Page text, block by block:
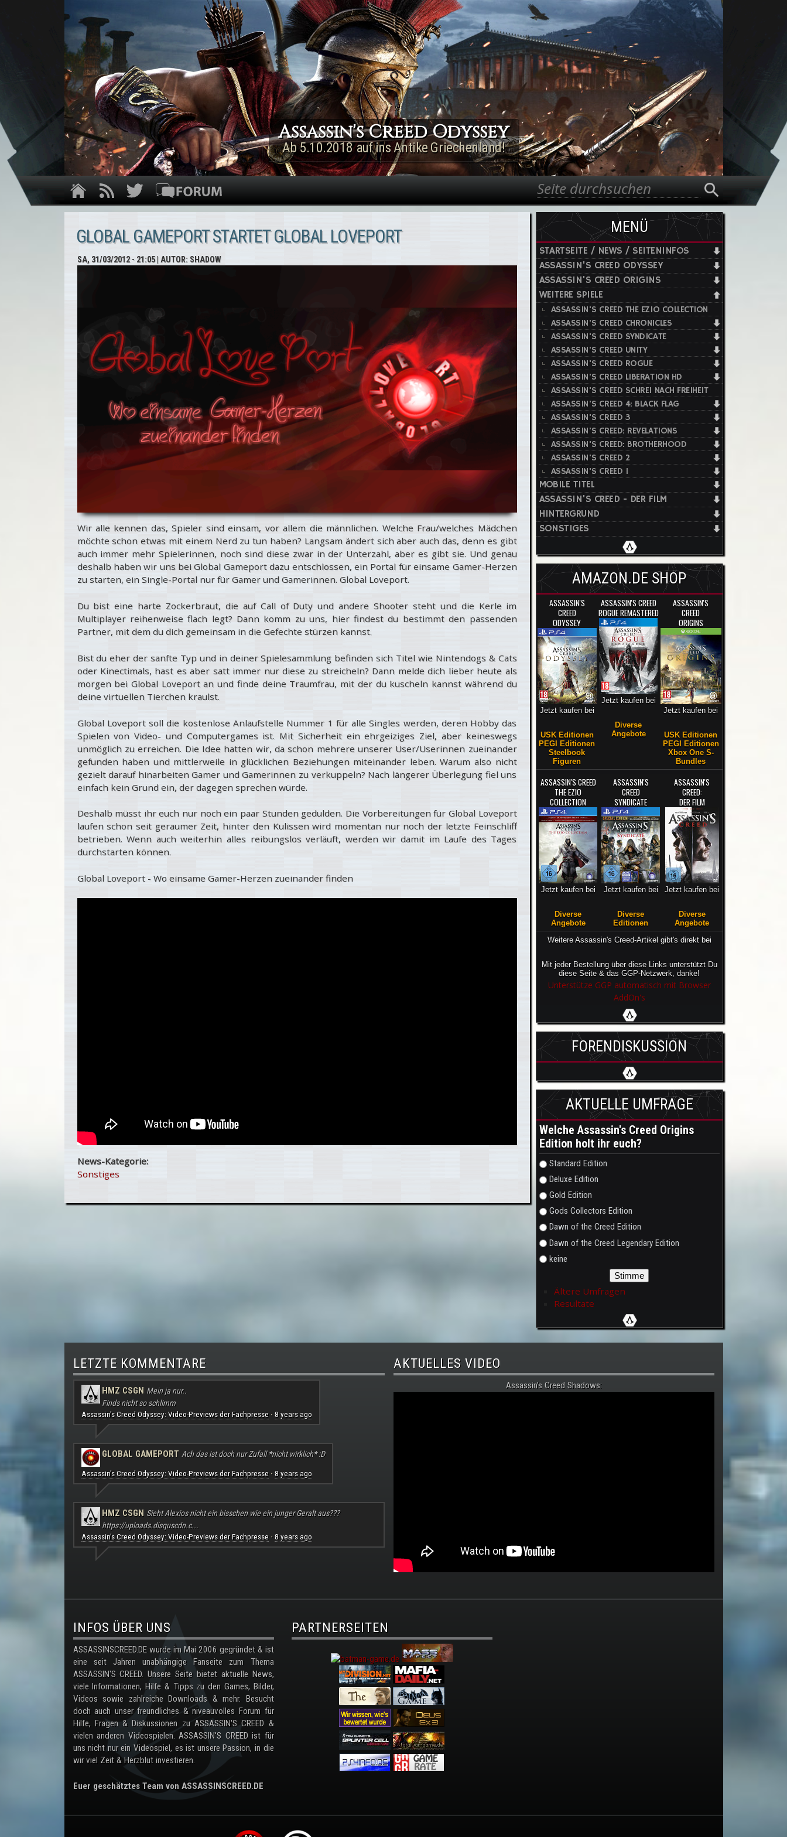
Direkt zum Inhalt
Assassin's Creed Rogue
Remastered
Jetzt für PS4 & Xbox One!
Suchformular
Suche
GLOBAL GAMEPORT STARTET GLOBAL LOVEPORT
SA, 31/03/2012 - 21:05| AUTOR: SHADOW
Wir alle kennen das, Spieler sind einsam, vor allem die männlichen. Welche Frau/welches Mädchen
möchte schon etwas mit einem Nerd zu tun haben? Langsam ändert sich aber auch das, denn es gibt
auch immer mehr Spielerinnen, noch sind diese zwar in der Unterzahl, aber es gibt sie. Und genau
deshalb haben wir uns bei Global Gameport dazu entschlossen, ein Portal für einsame Gamer-Herzen
zu starten, ein Single-Portal nur für Gamer und Gamerinnen. Global Loveport.
Du bist eine harte Zockerbraut, die auf Call of Duty und andere Shooter steht und die Kerle im
Multiplayer reihenweise flach legt?Dann komm zu uns, hier findest du bestimmt den passenden
Partner, mit dem du dich gemeinsam in die Gefechte stürzen kannst.
Bist du eher der sanfte Typ und in deiner Spielesammlung befinden sich Titel wie Nintendogs & Cats
oder Kinectimals, hast es aber satt immer nur diese zu streicheln?Dann melde dich lieber heute als
morgen bei Global Loveport an und finde deine Traumfrau, mit der du kuscheln kannst während du
deine virtuellen Tierchen kraulst.
Global Loveport soll die kostenlose Anlaufstelle Nummer 1 für alle Singles werden, deren Hobby das
Spielen von Video- und Computergames ist. Mit Sicherheit ein ehrgeiziges Ziel, aber keineswegs
unmöglich zu erreichen. Die Idee hatten wir, da schon mehrere unserer User/Userinnen zueinander
gefunden haben und mittlerweile in glücklichen Beziehungen miteinander leben. Warum also nicht
gezielt darauf hinarbeiten Gamer und Gamerinnen zu verkuppeln? Nach längerer Überlegung fiel uns
einfach kein Grund ein, der dagegen sprechen würde.
Deshalb müsst ihr euch nur noch ein paar Stunden gedulden. Die Vorbereitungen für Global Loveport
laufen schon seit geraumer Zeit, hinter den Kulissen wird momentan nur noch der letzte Feinschliff
betrieben. Wenn auch weiterhin alles reibungslos verläuft, werden wir damit im Laufe des Tages
durchstarten können.
Global Loveport - Wo einsame Gamer-Herzen zueinander finden
News-Kategorie:
Sonstiges
MENÜ
STARTSEITE / NEWS / SEITENINFOS
ASSASSIN'S CREED ODYSSEY
ASSASSIN'S CREED ORIGINS
WEITERE SPIELE
ASSASSIN'S CREED THE EZIO COLLECTION
ASSASSIN'S CREED CHRONICLES
ASSASSIN'S CREED SYNDICATE
ASSASSIN'S CREED UNITY
ASSASSIN'S CREED ROGUE
ASSASSIN'S CREED LIBERATION HD
ASSASSIN'S CREED SCHREI NACH FREIHEIT
ASSASSIN'S CREED 4: BLACK FLAG
ASSASSIN'S CREED 3
ASSASSIN'S CREED: REVELATIONS
ASSASSIN'S CREED: BROTHERHOOD
ASSASSIN'S CREED 2
ASSASSIN'S CREED 1
MOBILE TITEL
ASSASSIN'S CREED - DER FILM
HINTERGRUND
SONSTIGES
AMAZON.DE SHOP
ASSASSIN'S
CREED
ODYSSEY
Jetzt kaufen bei
USK Editionen
PEGI Editionen
Steelbook
Figuren
ASSASSIN'S CREED
ROGUE REMASTERED
Jetzt kaufen bei
Diverse
Angebote
ASSASSIN'S
CREED
ORIGINS
Jetzt kaufen bei
USK Editionen
PEGI Editionen
Xbox One S-
Bundles
ASSASSIN'S CREED
THE EZIO
COLLECTION
Jetzt kaufen bei
Diverse
Angebote
ASSASSIN'S
CREED
SYNDICATE
Jetzt kaufen bei
Diverse
Editionen
ASSASSIN'S
CREED:
DER FILM
Jetzt kaufen bei
Diverse
Angebote
Weitere Assassin's Creed-Artikel gibt's direkt bei
Mit jeder Bestellung über diese Links unterstützt Du
diese Seite & das GGP-Netzwerk, danke!
Unterstütze GGP automatisch mit Browser
AddOn's
FORENDISKUSSION
AKTUELLE UMFRAGE
Welche Assassin's Creed Origins
Edition holt ihr euch?
Auswahlmöglichkeiten
Standard Edition
Deluxe Edition
Gold Edition
Gods Collectors Edition
Dawn of the Creed Edition
Dawn of the Creed Legendary Edition
keine
Ältere Umfragen
Resultate
LETZTE KOMMENTARE
HMZ CSGN Mein ja nur..
Finds nicht so schlimm
Assassin's Creed Odyssey: Video-Previews der Fachpresse· 8 years ago
GLOBAL GAMEPORT Ach das ist doch nur Zufall *nicht wirklich* :D
Assassin's Creed Odyssey: Video-Previews der Fachpresse· 8 years ago
HMZ CSGN Sieht Alexios nicht ein bisschen wie ein junger Geralt aus???
https://uploads.disquscdn.c...
Assassin's Creed Odyssey: Video-Previews der Fachpresse· 8 years ago
AKTUELLES VIDEO
Assassin's Creed Shadows:
.
INFOS ÜBER UNS
ASSASSINSCREED.DE wurde im Mai 2006 gegründet & ist
eine seit Jahren unabhängige Fanseite zum Thema
ASSASSIN'S CREED. Unsere Seite bietet aktuelle News,
viele Informationen, Hilfe & Tipps zu den Games, Bilder,
Videos sowie zahlreiche Downloads & mehr. Besucht
doch auch unser freundliches & niveauvolles Forum für
Hilfe, Fragen & Diskussionen zu ASSASSIN'S CREED &
vielen anderen Videospielen. ASSASSIN'S CREED ist für
uns nicht nur ein Videospiel, es ist unsere Passion, in die
wir viel Zeit & Herzblut investieren.
Euer geschätztes Team von ASSASSINSCREED.DE
PARTNERSEITEN